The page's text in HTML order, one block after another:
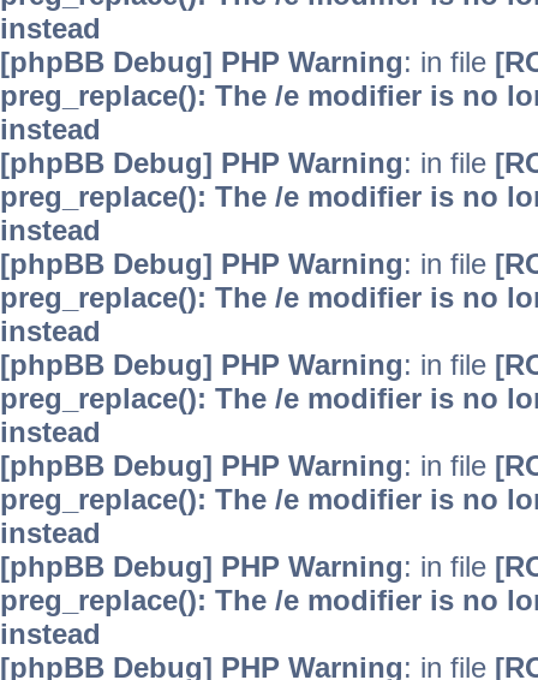
instead
[phpBB Debug] PHP Warning: in file
preg_replace(): The /e modifier is no
instead
[phpBB Debug] PHP Warning: in file
preg_replace(): The /e modifier is no
instead
[phpBB Debug] PHP Warning: in file
preg_replace(): The /e modifier is no
instead
[phpBB Debug] PHP Warning: in file
preg_replace(): The /e modifier is no
instead
[phpBB Debug] PHP Warning: in file
preg_replace(): The /e modifier is no
instead
[phpBB Debug] PHP Warning: in file
preg_replace(): The /e modifier is no
instead
[phpBB Debug] PHP Warning: in file